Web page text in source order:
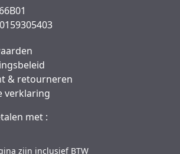
& retourneren
verklaring
met :
zijn inclusief BTW